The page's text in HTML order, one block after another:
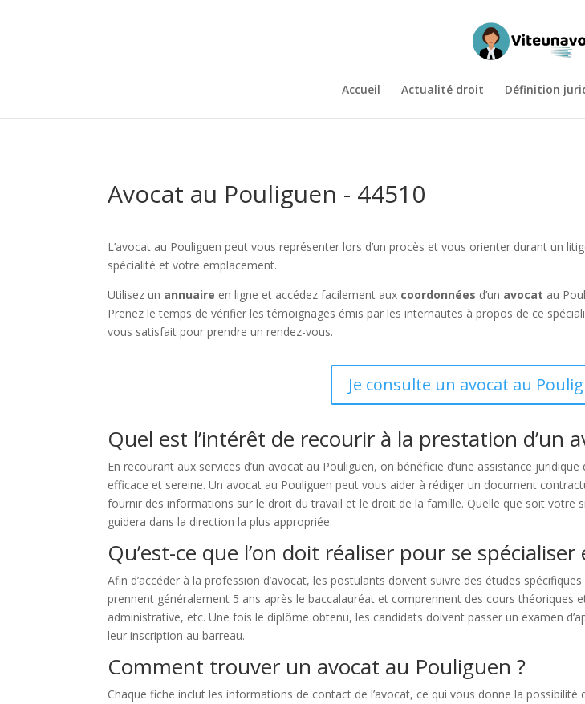
Accueil Actualité droit Définition
Avocat au Pouliguen - 44510
L’avocat au Pouliguen peut vous représenter lors d’un procès et vous orienter durant un
spécialité et votre emplacement.
Utilisez un annuaire en ligne et accédez facilement aux coordonnées d’un avocat au
Prenez le temps de vérifier les témoignages émis par les internautes à propos de ce
vous satisfait pour prendre un rendez-vous.
Je consulte un avocat au
Quel est l’intérêt de recourir à la prestation d’un
En recourant aux services d’un avocat au Pouliguen, on bénéficie d’une assistance
efficace et sereine. Un avocat au Pouliguen peut vous aider à rédiger un document
fournir des informations sur le droit du travail et le droit de la famille. Quelle que soit
guidera dans la direction la plus appropriée.
Qu’est-ce que l’on doit réaliser pour se
Afin d’accéder à la profession d’avocat, les postulants doivent suivre des études
prennent généralement 5 ans après le baccalauréat et comprennent des cours
administrative, etc. Une fois le diplôme obtenu, les candidats doivent passer un examen
leur inscription au barreau.
Comment trouver un avocat au Pouliguen ?
Chaque fiche inclut les informations de contact de l’avocat, ce qui vous donne la